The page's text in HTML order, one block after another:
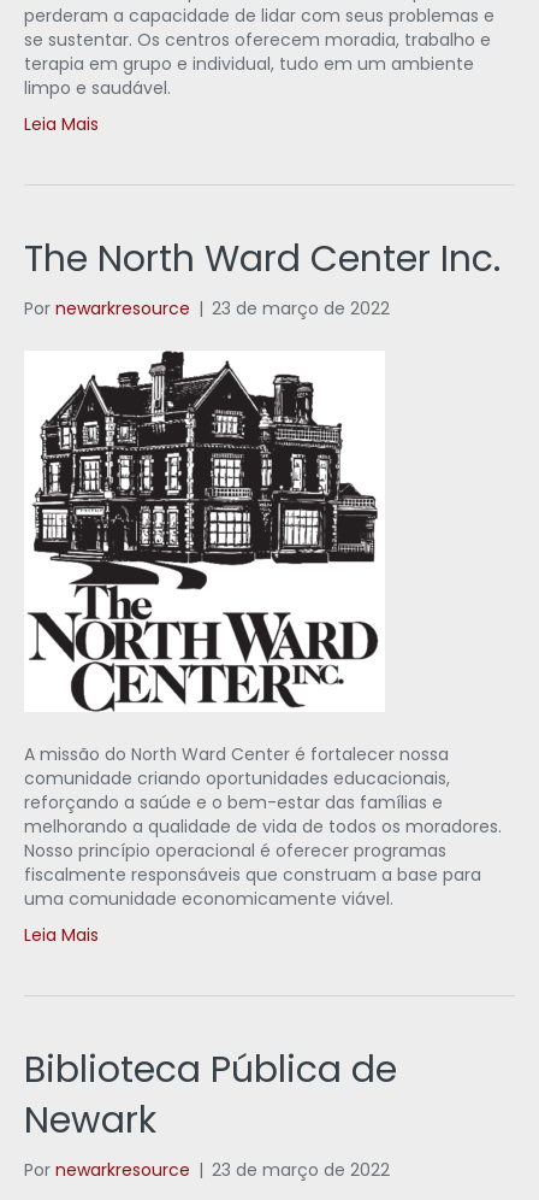
perderam a capacidade de lidar com seus problemas e
se sustentar. Os centros oferecem moradia, trabalho e
terapia em grupo e individual, tudo em um ambiente
limpo e saudável.
Leia Mais
The North Ward Center Inc.
Por newarkresource | 23 de março de 2022
A missão do North Ward Center é fortalecer nossa
comunidade criando oportunidades educacionais,
reforçando a saúde e o bem-estar das famílias e
melhorando a qualidade de vida de todos os moradores.
Nosso princípio operacional é oferecer programas
fiscalmente responsáveis que construam a base para
uma comunidade economicamente viável.
Leia Mais
Biblioteca Pública de
Newark
Por newarkresource | 23 de março de 2022